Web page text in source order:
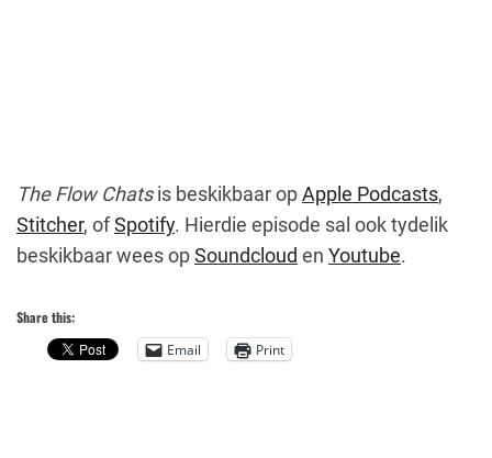
The Flow Chatsis beskikbaar opApple Podcasts,
Stitcher, ofSpotify. Hierdie episode sal ook tydelik
beskikbaar wees opSoundcloud en Youtube.
Share this:
Email
Print